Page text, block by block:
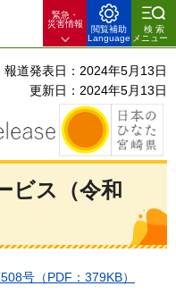
緊急・
災害情報
閲覧補助
Language
検索
メニュー
報道発表日：2024年5月13日
更新日：2024年5月13日
ビス（令和
号（PDF：379KB）